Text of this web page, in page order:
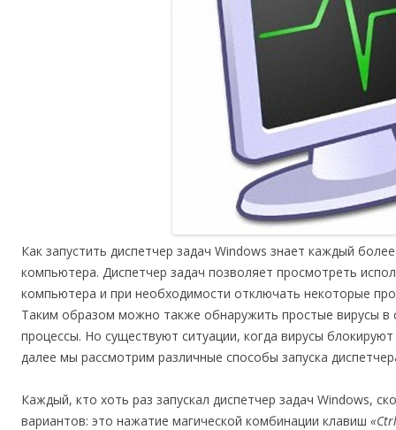
Как запустить диспетчер задач Windows знает каждый
компьютера. Диспетчер задач позволяет просмотреть
компьютера и при необходимости отключать некоторые
Таким образом можно также обнаружить простые вирусы
процессы. Но существуют ситуации, когда вирусы
далее мы рассмотрим различные способы запуска
Каждый, кто хоть раз запускал диспетчер задач Windows,
вариантов: это нажатие магической комбинации клавиш